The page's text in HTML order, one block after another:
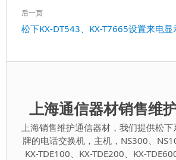
航
一
后一页
下
松下KX-DT543、KX-T7665设置来电显
上海通信器材销售维
上海销售维护通信器材，我们提供松下
牌的电话交换机，主机，NS300、
KX-TDE100、KX-TDE200、KX-